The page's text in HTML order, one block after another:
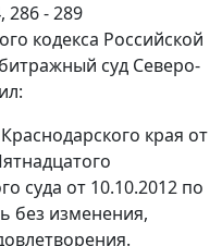
, 286 - 289
кодекса Российской
суд Северо-
края от
суда от 10.10.2012 по
без изменения,